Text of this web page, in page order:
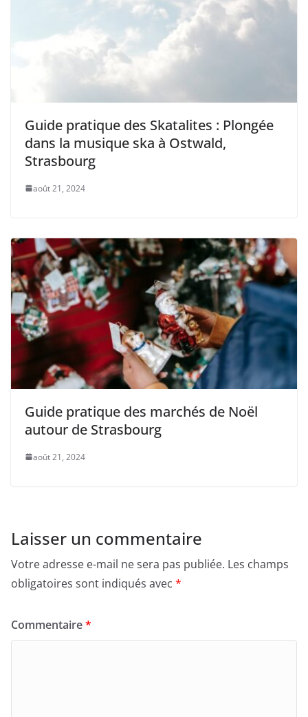
Guide pratique des Skatalites : Plongée
dans la musique ska à Ostwald,
Strasbourg
août 21, 2024
Guide pratique des marchés de Noël
autour de Strasbourg
août 21, 2024
Laisser un commentaire
Votre adresse e-mail ne sera pas publiée. Les champs
obligatoires sont indiqués avec *
Commentaire*